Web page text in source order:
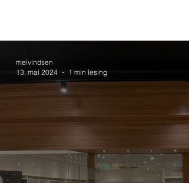
meivindsen
13. mai 2024
1 min lesing